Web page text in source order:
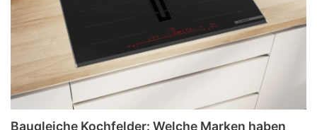
Baugleiche Kochfelder: Welche Marken haben